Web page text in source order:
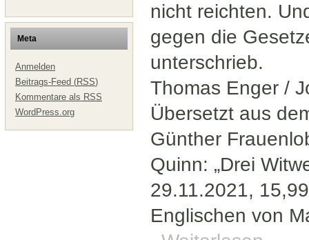
Meta
Anmelden
Beitrags-Feed (RSS)
Kommentare als RSS
WordPress.org
nicht reichten.
gegen die
unterschrieb.
Thomas Enger /
Übersetzt aus
Günther
Quinn: „Drei
29.11.2021,
Englischen von